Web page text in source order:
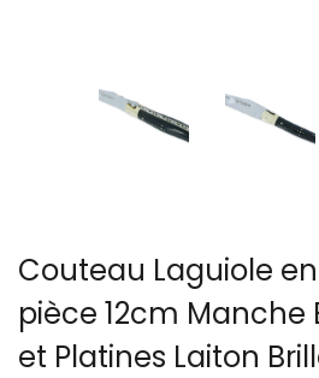
Couteau Laguiole
pièce 12cm Manche
et Platines Laiton